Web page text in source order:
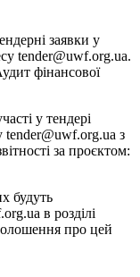
заявки у
tender@uwf.org.ua.
фінансової
у тендері
tender@uwf.org.ua з
за проєктом:
будуть
в розділі
про цей